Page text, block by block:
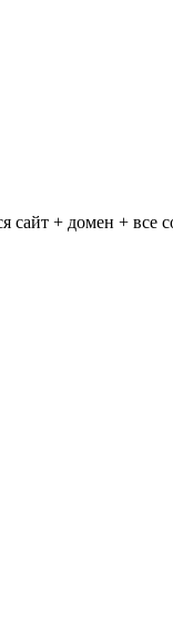
сайт + домен +